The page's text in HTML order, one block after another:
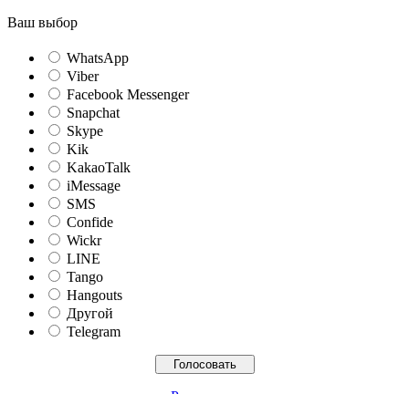
Ваш выбор
WhatsApp
Viber
Facebook Messenger
Snapchat
Skype
Kik
KakaoTalk
iMessage
SMS
Confide
Wickr
LINE
Tango
Hangouts
Другой
Telegram